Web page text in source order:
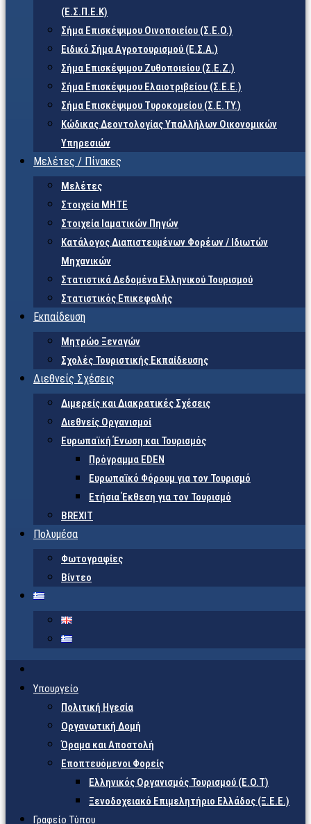
(Ε.Σ.Π.Ε.Κ)
Σήμα Επισκέψιμου Οινοποιείου (Σ.Ε.Ο.)
Ειδικό Σήμα Αγροτουρισμού (Ε.Σ.Α.)
Σήμα Επισκέψιμου Ζυθοποιείου (Σ.Ε.Ζ.)
Σήμα Επισκέψιμου Ελαιοτριβείου (Σ.Ε.Ε.)
Σήμα Επισκέψιμου Τυροκομείου (Σ.Ε.TY.)
Κώδικας Δεοντολογίας Υπαλλήλων Οικονομικών
Υπηρεσιών
Μελέτες / Πίνακες
Μελέτες
Στοιχεία ΜΗΤΕ
Στοιχεία Ιαματικών Πηγών
Κατάλογος Διαπιστευμένων Φορέων / Ιδιωτών
Μηχανικών
Στατιστικά Δεδομένα Ελληνικού Τουρισμού
Στατιστικός Επικεφαλής
Εκπαίδευση
Μητρώο Ξεναγών
Σχολές Τουριστικής Εκπαίδευσης
Διεθνείς Σχέσεις
Διμερείς και Διακρατικές Σχέσεις
Διεθνείς Οργανισμοί
Ευρωπαϊκή Ένωση και Τουρισμός
Πρόγραμμα EDEN
Ευρωπαϊκό Φόρουμ για τον Τουρισμό
Ετήσια Έκθεση για τον Τουρισμό
BREXIT
Πολυμέσα
Φωτογραφίες
Βίντεο
Υπουργείο
Πολιτική Ηγεσία
Οργανωτική Δομή
Όραμα και Αποστολή
Εποπτευόμενοι Φορείς
Eλληνικός Οργανισμός Τουρισμού (Ε.Ο.Τ)
Ξενοδοχειακό Επιμελητήριο Ελλάδος (Ξ.Ε.Ε.)
Γραφείο Τύπου